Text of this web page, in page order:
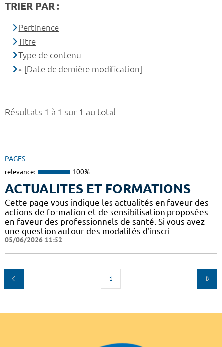
Résultats 1 à 1 sur 1 au total
PAGES
relevance: 100%
ACTUALITES ET FORMATIONS
Cette page vous indique les actualités en faveur des
actions de formation et de sensibilisation proposées
en faveur des professionnels de santé. Si vous avez
une question autour des modalités d'inscri
05/06/2026 11:52
1
TRIER PAR :
Pertinence
Titre
Type de contenu
[Date de dernière modification]